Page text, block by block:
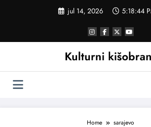
jul 14, 2026 5:18:44
Kulturni kišobran
Home sarajevo